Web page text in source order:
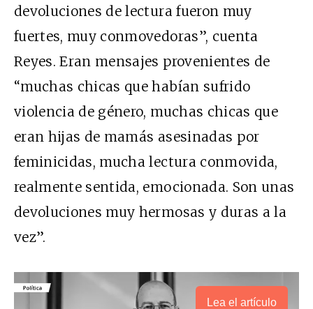
devoluciones de lectura fueron muy
fuertes, muy conmovedoras”, cuenta
Reyes. Eran mensajes provenientes de
“muchas chicas que habían sufrido
violencia de género, muchas chicas que
eran hijas de mamás asesinadas por
feminicidas, mucha lectura conmovida,
realmente sentida, emocionada. Son unas
devoluciones muy hermosas y duras a la
vez”.
Lea el artículo